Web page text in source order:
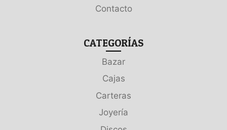
Contacto
CATEGORÍAS
Bazar
Cajas
Carteras
Joyería